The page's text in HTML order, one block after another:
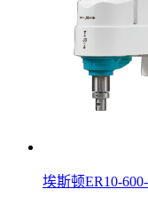
埃斯顿ER10-